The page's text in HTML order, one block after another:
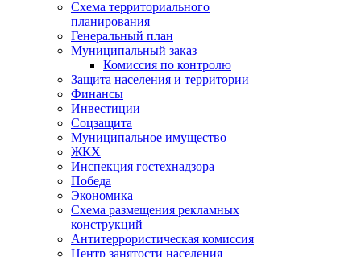
Схема территориального
планирования
Генеральный план
Муниципальный заказ
Комиссия по контролю
Защита населения и территории
Финансы
Инвестиции
Соцзащита
Муниципальное имущество
ЖКХ
Инспекция гостехнадзора
Победа
Экономика
Схема размещения рекламных
конструкций
Антитеррористическая комиссия
Центр занятости населения